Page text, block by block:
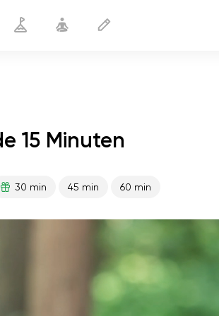
15 Minuten
30 min 45 min 60 min
flucht der seele